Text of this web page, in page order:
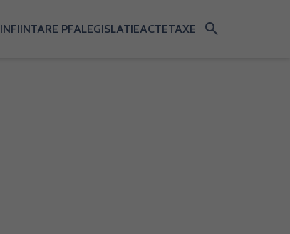
INFIINTARE PFALEGISLATIEACTETAXE search